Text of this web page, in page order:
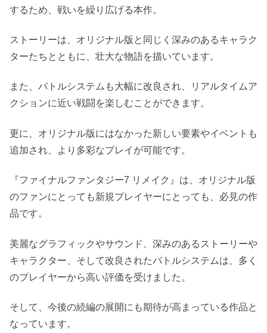
するため、戦いを繰り広げる本作。
ストーリーは、オリジナル版と同じく深みのあるキャラク
ターたちとともに、壮大な物語を描いています。
また、バトルシステムも大幅に改良され、リアルタイムア
クションに近い戦闘を楽しむことができます。
更に、オリジナル版にはなかった新しい要素やイベントも
追加され、より多彩なプレイが可能です。
『ファイナルファンタジー7 リメイク』は、オリジナル版
のファンにとっても新規プレイヤーにとっても、必見の作
品です。
美麗なグラフィックやサウンド、深みのあるストーリーや
キャラクター、そして改良されたバトルシステムは、多く
のプレイヤーから高い評価を受けました。
そして、今後の続編の展開にも期待が高まっている作品と
なっています。